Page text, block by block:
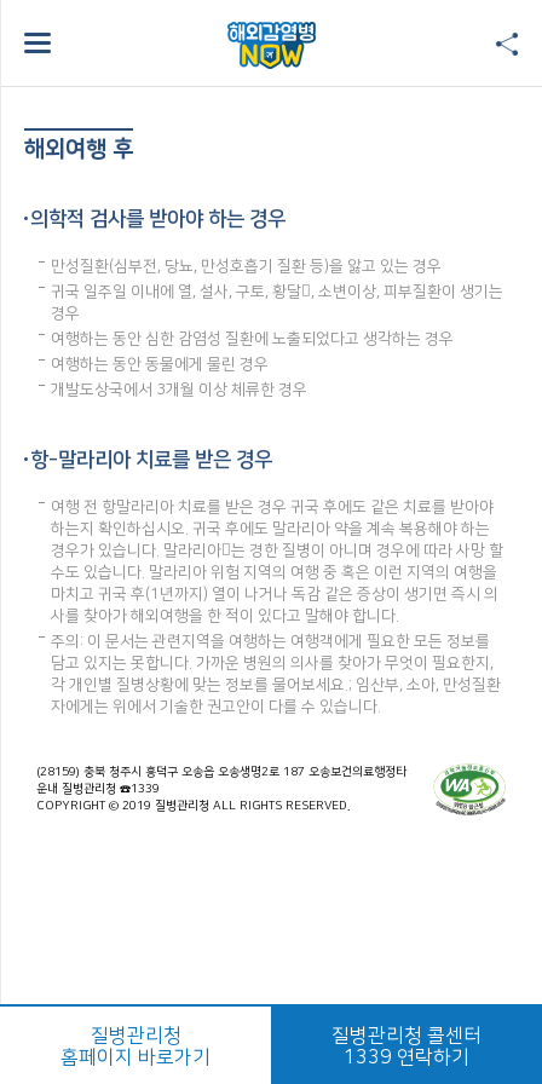
해외여행 후
의학적 검사를 받아야 하는 경우
만성질환(심부전, 당뇨, 만성호흡기 질환 등)을 앓고 있는 경우
귀국 일주일 이내에 열, 설사, 구토, 황달, 소변이상, 피부질환이 생기는
경우
여행하는 동안 심한 감염성 질환에 노출되었다고 생각하는 경우
여행하는 동안 동물에게 물린 경우
개발도상국에서 3개월 이상 체류한 경우
항-말라리아 치료를 받은 경우
여행 전 항말라리아 치료를 받은 경우 귀국 후에도 같은 치료를 받아야
하는지 확인하십시오. 귀국 후에도 말라리아 약을 계속 복용해야 하는
경우가 있습니다. 말라리아는 경한 질병이 아니며 경우에 따라 사망 할
수도 있습니다. 말라리아 위험 지역의 여행 중 혹은 이런 지역의 여행을
마치고 귀국 후(1년까지) 열이 나거나 독감 같은 증상이 생기면 즉시 의
사를 찾아가 해외여행을 한 적이 있다고 말해야 합니다.
주의: 이 문서는 관련지역을 여행하는 여행객에게 필요한 모든 정보를
담고 있지는 못합니다. 가까운 병원의 의사를 찾아가 무엇이 필요한지,
각 개인별 질병상황에 맞는 정보를 물어보세요.; 임산부, 소아, 만성질환
자에게는 위에서 기술한 권고안이 다를 수 있습니다.
(28159) 충북 청주시 흥덕구 오송읍 오송생명2로 187 오송보건의료행정타
운내 질병관리청 ☎1339
COPYRIGHT © 2019 질병관리청 ALL RIGHTS RESERVED.
질병관리청
홈페이지 바로가기
질병관리청 콜센터
1339 연락하기